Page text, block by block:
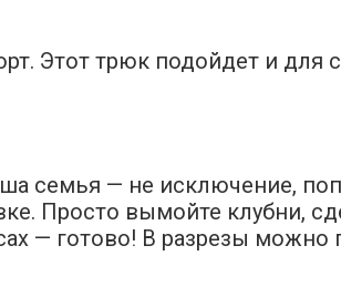
Этот трюк подойдет и для
семья — не исключение,
Просто вымойте клубни,
— готово! В разрезы